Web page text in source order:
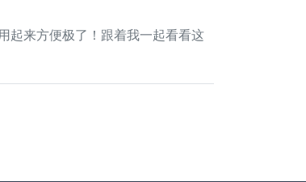
起来方便极了！跟着我一起看看这